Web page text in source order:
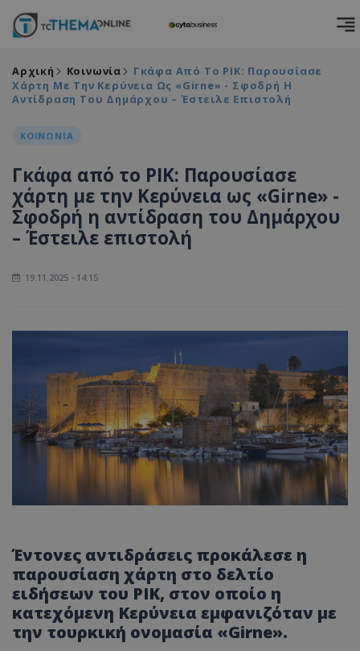
Αρχική Κοινωνία
Γκάφα Από Το ΡΙΚ: Παρουσίασε
Χάρτη Με Την Κερύνεια Ως «Girne» - Σφοδρή Η
Αντίδραση Του Δημάρχου – Έστειλε Επιστολή
ΚΟΙΝΩΝΙΑ
Γκάφα από το ΡΙΚ: Παρουσίασε
χάρτη με την Κερύνεια ως «Girne» -
Σφοδρή η αντίδραση του Δημάρχου
– Έστειλε επιστολή
19.11.2025 - 14:15
Έντονες αντιδράσεις προκάλεσε η
παρουσίαση χάρτη στο δελτίο
ειδήσεων του ΡΙΚ, στον οποίο η
κατεχόμενη Κερύνεια εμφανιζόταν με
την τουρκική ονομασία «Girne».